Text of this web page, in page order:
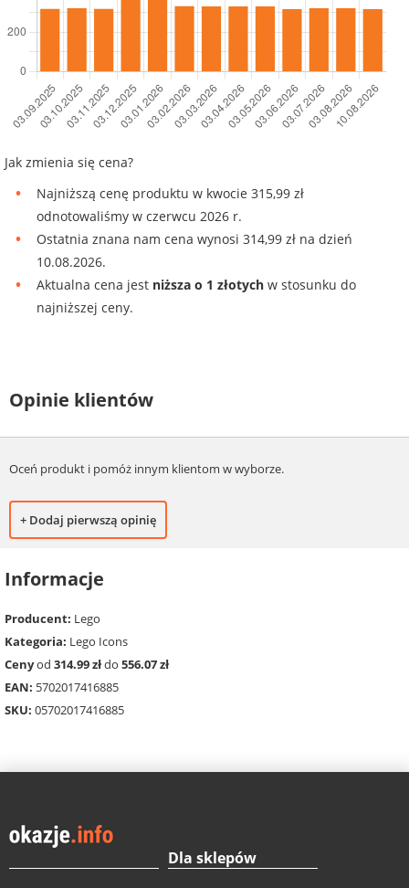
Jak zmienia się cena?
Najniższą cenę produktu w kwocie 315,99 zł
odnotowaliśmy w czerwcu 2026 r.
Ostatnia znana nam cena wynosi 314,99 zł na dzień
10.08.2026.
Aktualna cena jest niższa o 1 złotych w stosunku do
najniższej ceny.
Opinie klientów
Oceń produkt i pomóż innym klientom w wyborze.
+ Dodaj pierwszą opinię
Informacje
Producent: Lego
Kategoria: Lego Icons
Cenyod 314.99 złdo 556.07 zł
EAN: 5702017416885
SKU: 05702017416885
Dla sklepów